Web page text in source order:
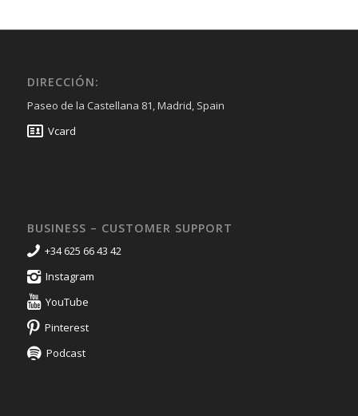
DIRECCIÓN:
Paseo de la Castellana 81, Madrid, Spain
Vcard
BUSINESS – CUSTOMER SUPPORT
+34 625 66 43 42
Instagram
YouTube
Pinterest
Podcast